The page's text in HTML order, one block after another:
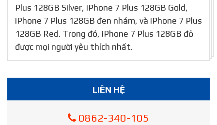
Plus 128GB Silver, iPhone 7 Plus 128GB Gold,
iPhone 7 Plus 128GB đen nhám, và iPhone 7 Plus
128GB Red. Trong đó, iPhone 7 Plus 128GB đỏ
được mọi người yêu thích nhất.
LIÊN HỆ
0862-340-105